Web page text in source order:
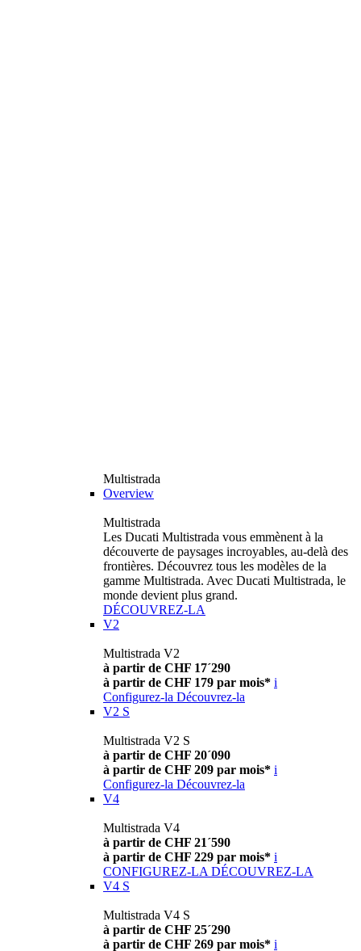
Multistrada
Overview
Multistrada
Les Ducati Multistrada vous emmènent à la
découverte de paysages incroyables, au-delà des
frontières. Découvrez tous les modèles de la
gamme Multistrada. Avec Ducati Multistrada, le
monde devient plus grand.
DÉCOUVREZ-LA
V2
Multistrada V2
à partir de CHF 17´290
à partir de CHF 179 par mois* i
Configurez-la Découvrez-la
V2 S
Multistrada V2 S
à partir de CHF 20´090
à partir de CHF 209 par mois* i
Configurez-la Découvrez-la
V4
Multistrada V4
à partir de CHF 21´590
à partir de CHF 229 par mois* i
CONFIGUREZ-LA DÉCOUVREZ-LA
V4 S
Multistrada V4 S
à partir de CHF 25´290
à partir de CHF 269 par mois* i